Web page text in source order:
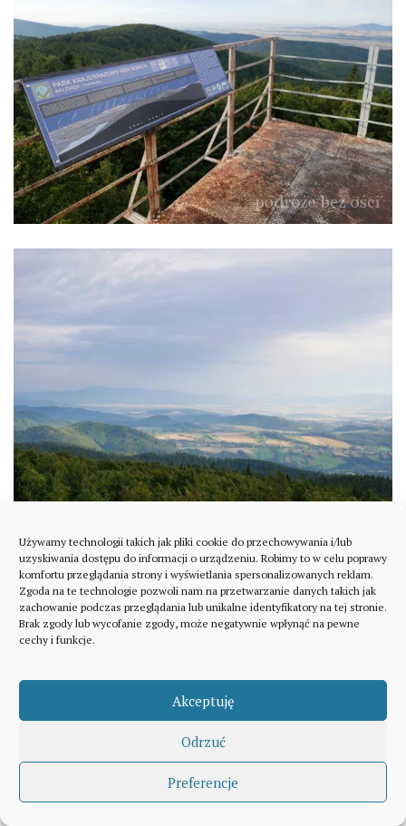
Używamy technologii takich jak pliki cookie do przechowywania i/lub
uzyskiwania dostępu do informacji o urządzeniu. Robimy to w celu poprawy
komfortu przeglądania strony i wyświetlania spersonalizowanych reklam.
Zgoda na te technologie pozwoli nam na przetwarzanie danych takich jak
zachowanie podczas przeglądania lub unikalne identyfikatory na tej stronie.
Brak zgody lub wycofanie zgody, może negatywnie wpłynąć na pewne
cechy i funkcje.
Akceptuję
Odrzuć
Preferencje
Po zejściu z wieży mijam kolejną na odcinku wiatę,
Dzikie Skały oraz Słoneczne Skałki i przez szczyt
Słonecznej (949 m n.p.m.) zaczynam zejście w